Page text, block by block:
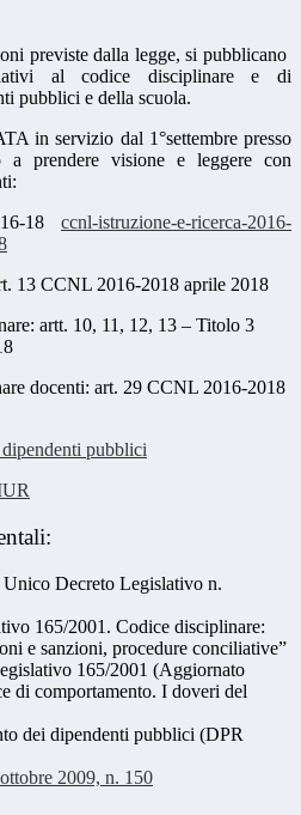
previste dalla legge, si pubblicano
al codice disciplinare e di
pubblici e della scuola.
in servizio dal 1°settembre presso
prendere visione e leggere con
18 ccnl-istruzione-e-ricerca-2016-
13 CCNL 2016-2018 aprile 2018
artt. 10, 11, 12, 13 – Titolo 3
docenti: art. 29 CCNL 2016-2018
pubblici
Decreto Legislativo n.
165/2001. Codice disciplinare:
e sanzioni, procedure conciliative”
165/2001 (Aggiornato
di comportamento. I doveri del
dei dipendenti pubblici (DPR
2009, n. 150